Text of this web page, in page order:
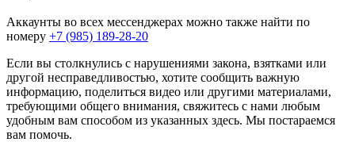
Аккаунты во всех мессенджерах можно также найти по
номеру +7 (985) 189-28-20
Если вы столкнулись с нарушениями закона, взятками или
другой несправедливостью, хотите сообщить важную
информацию, поделиться видео или другими материалами,
требующими общего внимания, свяжитесь с нами любым
удобным вам способом из указанных здесь. Мы постараемся
вам помочь.